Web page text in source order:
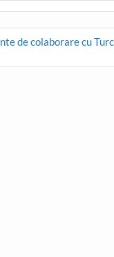
de colaborare cu